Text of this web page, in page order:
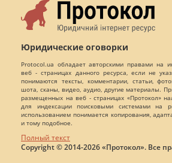
Юридические оговорки
Protocol.ua обладает авторскими правами на
веб - страницах данного ресурса, если не
понимаются тексты, комментарии, статьи,
шота, сканы, видео, аудио, другие материалы.
размещенных на веб - страницах «Протокол»
для индексации поисковыми системами на
использованием понимается копирования,
и тому подобное.
Полный текст
Copyright © 2014-2026 «Протокол». Все